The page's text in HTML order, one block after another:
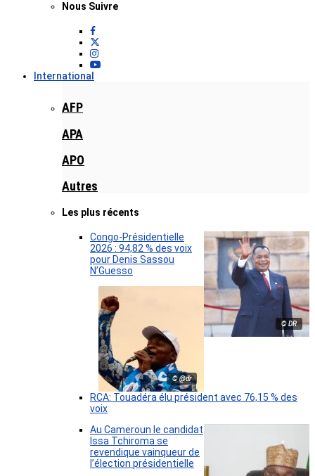
Nous Suivre
International
AFP
APA
APO
Autres
Les plus récents
© DR
Congo-Présidentielle
2026 : 94,82 % des voix
pour Denis Sassou
N’Guesso
© @dr
RCA: Touadéra élu président avec 76,15 % des
voix
Au Cameroun le candidat
Issa Tchiroma se
revendique vainqueur de
l’élection présidentielle